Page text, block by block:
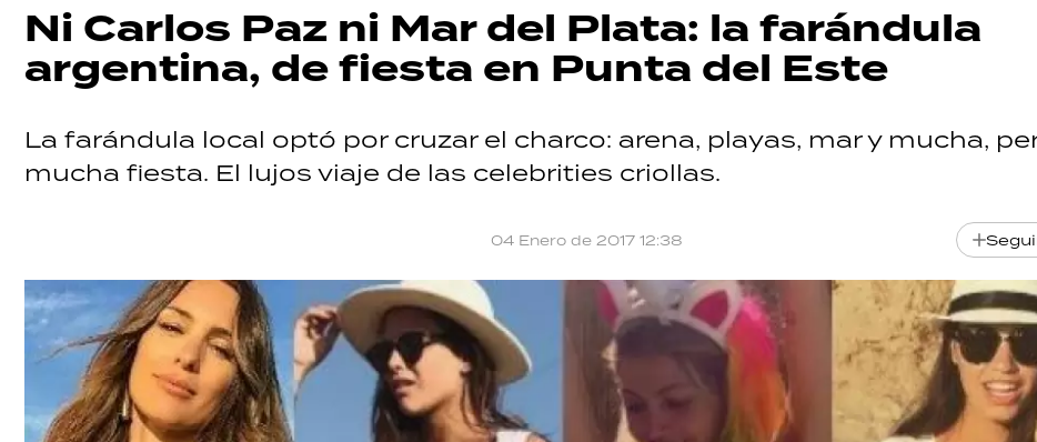
Ni Carlos Paz ni Mar del Plata: la farándula
argentina, de fiesta en Punta del Este
La farándula local optó por cruzar el charco: arena, playas, mar y mucha,
mucha fiesta. El lujos viaje de las celebrities criollas.
04 Enero de 2017 12:38